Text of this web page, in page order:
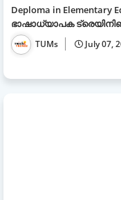
Deploma in Elementary
ഭാഷാധ്യാപക
TUMs July 07,